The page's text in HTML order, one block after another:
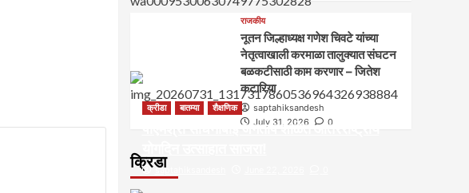
राजकीय
नूतन जिल्हाध्यक्ष गणेश चिवटे यांच्या
नेतृत्वाखाली करमाळा तालुक्यात संघटन
बळकटीसाठी काम करणार – जितेश
कटारिया
saptahiksandesh
July 31, 2026
0
क्रिडा
क्रीडा बातम्या शैक्षणिक
पीएमश्री साधनाबाई जगताप शाळेत आंतरराष्ट्रीय
saptahiksandesh